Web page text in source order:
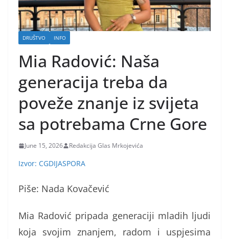
DRUŠTVO INFO
Mia Radović: Naša
generacija treba da
poveže znanje iz svijeta
sa potrebama Crne Gore
June 15, 2026 Redakcija Glas Mrkojevića
Izvor: CGDIJASPORA
Piše: Nada Kovačević
Mia Radović pripada generaciji mladih ljudi
koja svojim znanjem, radom i uspjesima